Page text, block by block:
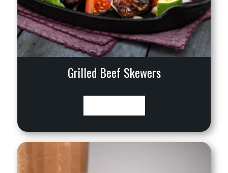
Grilled Beef Skewers